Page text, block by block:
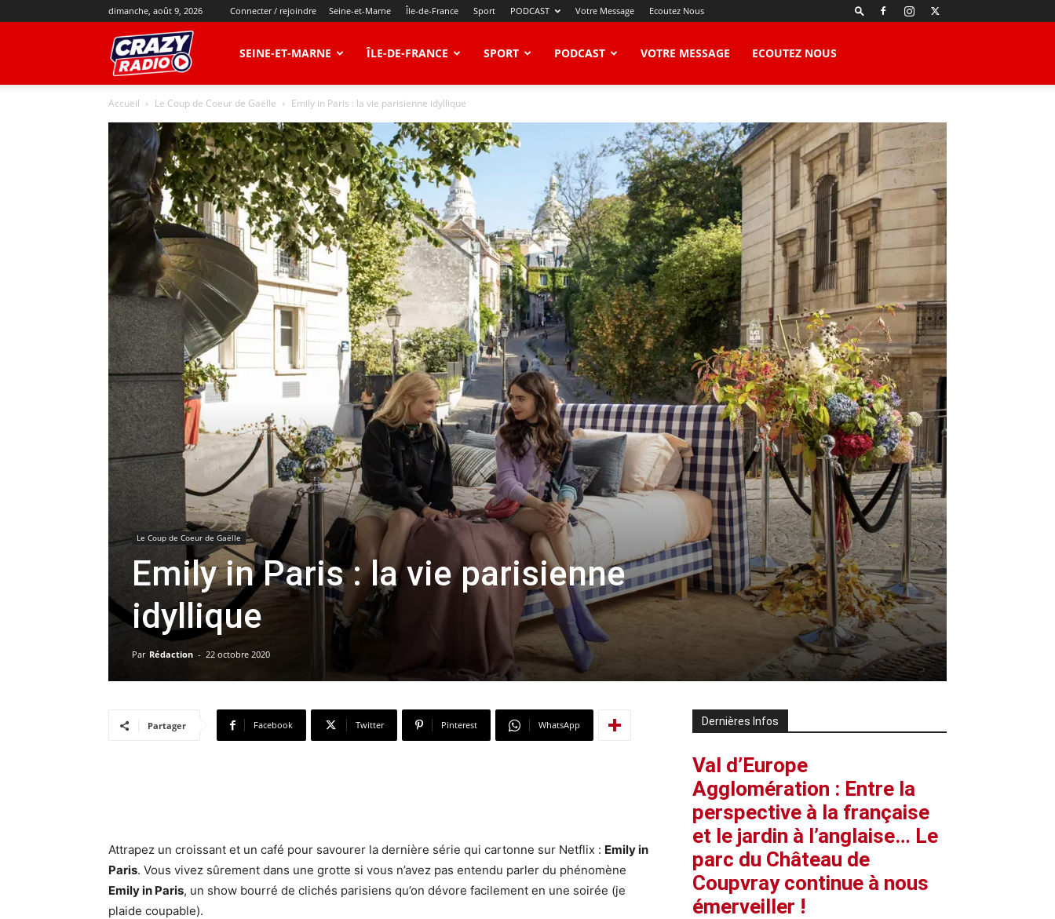
dimanche, août 9, 2026 Connecter / rejoindre Seine-et-Marne Île-de-France Sport PODCAST Votre Message Ecoutez Nous
SEINE-ET-MARNE ÎLE-DE-FRANCE SPORT PODCAST VOTRE MESSAGE ECOUTEZ NOUS
Accueil Le Coup de Coeur de Gaëlle Emily in Paris : la vie parisienne idyllique
Le Coup de Coeur de Gaëlle
Emily in Paris : la vie parisienne
idyllique
Par Rédaction - 22 octobre 2020
Partager Facebook Twitter Pinterest WhatsApp
Attrapez un croissant et un café pour savourer la dernière série qui cartonne sur Netflix : Emily in
Paris. Vous vivez sûrement dans une grotte si vous n’avez pas entendu parler du phénomène
Emily in Paris, un show bourré de clichés parisiens qu’on dévore facilement en une soirée (je
plaide coupable).
Dernières Infos
Val d’Europe
Agglomération : Entre la
perspective à la française
et le jardin à l’anglaise… Le
parc du Château de
Coupvray continue à nous
émerveiller !